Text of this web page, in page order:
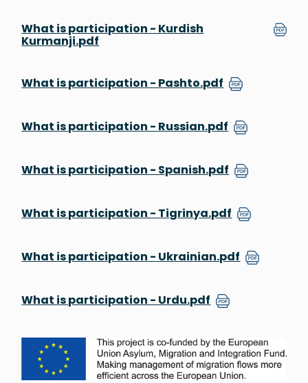
What is participation - Kurdish
Kurmanji.pdf
What is participation - Pashto.pdf
What is participation - Russian.pdf
What is participation - Spanish.pdf
What is participation - Tigrinya.pdf
What is participation - Ukrainian.pdf
What is participation - Urdu.pdf